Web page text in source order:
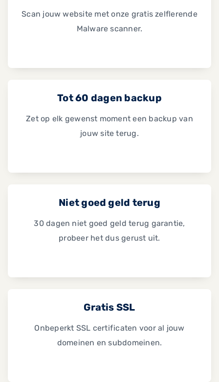
Scan jouw website met onze gratis zelflerende
Malware scanner.
Tot 60 dagen backup
Zet op elk gewenst moment een backup van
jouw site terug.
Niet goed geld terug
30 dagen niet goed geld terug garantie,
probeer het dus gerust uit.
Gratis SSL
Onbeperkt SSL certificaten voor al jouw
domeinen en subdomeinen.